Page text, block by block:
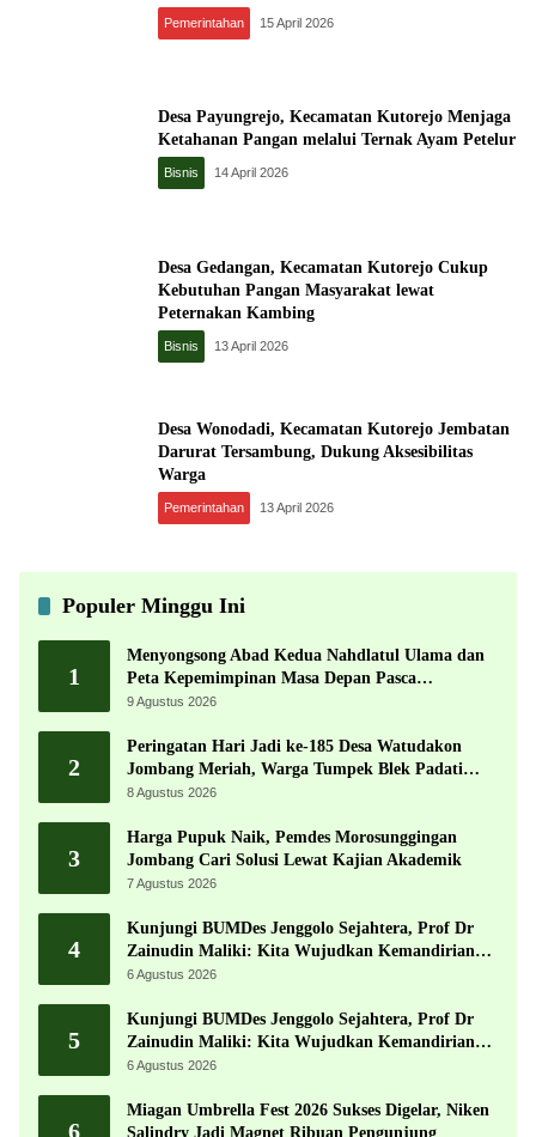
Pemerintahan 15 April 2026
Desa Payungrejo, Kecamatan Kutorejo Menjaga
Ketahanan Pangan melalui Ternak Ayam Petelur
Bisnis 14 April 2026
Desa Gedangan, Kecamatan Kutorejo Cukup
Kebutuhan Pangan Masyarakat lewat
Peternakan Kambing
Bisnis 13 April 2026
Desa Wonodadi, Kecamatan Kutorejo Jembatan
Darurat Tersambung, Dukung Aksesibilitas
Warga
Pemerintahan 13 April 2026
Populer Minggu Ini
1
Menyongsong Abad Kedua Nahdlatul Ulama dan
Peta Kepemimpinan Masa Depan Pasca
Muktamar ke-35
9 Agustus 2026
2
Peringatan Hari Jadi ke-185 Desa Watudakon
Jombang Meriah, Warga Tumpek Blek Padati
Karnaval Budaya
8 Agustus 2026
3
Harga Pupuk Naik, Pemdes Morosunggingan
Jombang Cari Solusi Lewat Kajian Akademik
7 Agustus 2026
4
Kunjungi BUMDes Jenggolo Sejahtera, Prof Dr
Zainudin Maliki: Kita Wujudkan Kemandirian
Ekonomi dengan Potensi Desa
6 Agustus 2026
5
Kunjungi BUMDes Jenggolo Sejahtera, Prof Dr
Zainudin Maliki: Kita Wujudkan Kemandirian
Ekonomi dengan Potensi Desa
6 Agustus 2026
6
Miagan Umbrella Fest 2026 Sukses Digelar, Niken
Salindry Jadi Magnet Ribuan Pengunjung